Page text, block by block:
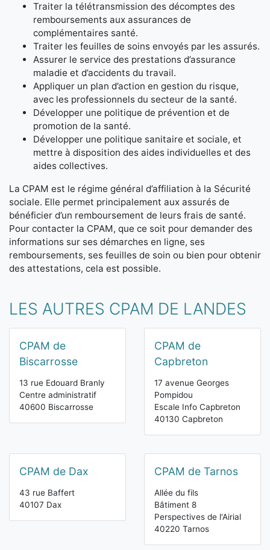
Traiter la télétransmission des décomptes des
remboursements aux assurances de
complémentaires santé.
Traiter les feuilles de soins envoyés par les assurés.
Assurer le service des prestations d’assurance
maladie et d’accidents du travail.
Appliquer un plan d’action en gestion du risque,
avec les professionnels du secteur de la santé.
Développer une politique de prévention et de
promotion de la santé.
Développer une politique sanitaire et sociale, et
mettre à disposition des aides individuelles et des
aides collectives.
La CPAM est le régime général d’affiliation à la Sécurité
sociale. Elle permet principalement aux assurés de
bénéficier d’un remboursement de leurs frais de santé.
Pour contacter la CPAM, que ce soit pour demander des
informations sur ses démarches en ligne, ses
remboursements, ses feuilles de soin ou bien pour obtenir
des attestations, cela est possible.
LES AUTRES CPAM DE LANDES
CPAM de
Biscarrosse
13 rue Edouard Branly
Centre administratif
40600 Biscarrosse
CPAM de
Capbreton
17 avenue Georges
Pompidou
Escale Info Capbreton
40130 Capbreton
CPAM de Dax
43 rue Baffert
40107 Dax
CPAM de Tarnos
Allée du fils
Bâtiment 8
Perspectives de l'Airial
40220 Tarnos